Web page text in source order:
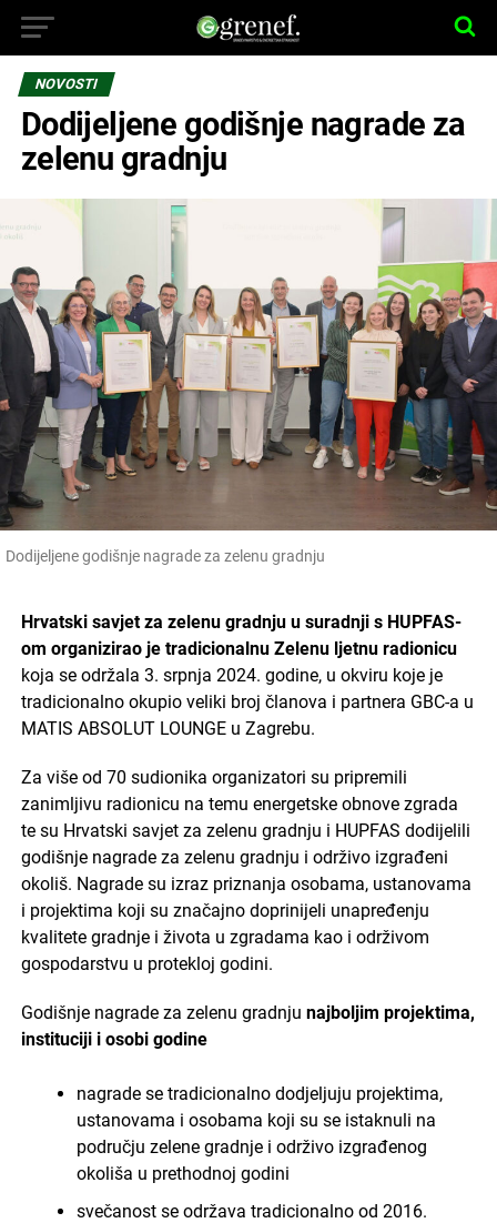
NOVOSTI
Dodijeljene godišnje nagrade za
zelenu gradnju
Dodijeljene godišnje nagrade za zelenu gradnju
Hrvatski savjet za zelenu gradnju u suradnji s HUPFAS-
om organizirao je tradicionalnu Zelenu ljetnu radionicu
koja se održala 3. srpnja 2024. godine, u okviru koje je
tradicionalno okupio veliki broj članova i partnera GBC-a u
MATIS ABSOLUT LOUNGE u Zagrebu.
Za više od 70 sudionika organizatori su pripremili
zanimljivu radionicu na temu energetske obnove zgrada
te su Hrvatski savjet za zelenu gradnju i HUPFAS dodijelili
godišnje nagrade za zelenu gradnju i održivo izgrađeni
okoliš. Nagrade su izraz priznanja osobama, ustanovama
i projektima koji su značajno doprinijeli unapređenju
kvalitete gradnje i života u zgradama kao i održivom
gospodarstvu u protekloj godini.
Godišnje nagrade za zelenu gradnju najboljim projektima,
instituciji i osobi godine
nagrade se tradicionalno dodjeljuju projektima,
ustanovama i osobama koji su se istaknuli na
području zelene gradnje i održivo izgrađenog
okoliša u prethodnoj godini
svečanost se održava tradicionalno od 2016.